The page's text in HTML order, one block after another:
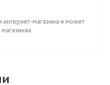
интернет-магазина и может